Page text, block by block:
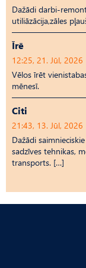
Dažādi darbi-
utiliāzācija,zāles
Īrē
12:25, 21. Jūl, 2026
Vēlos īrēt
mēnesī.
Citi
21:43, 13. Jūl, 2026
Dažādi
sadzīves tehnikas,
transports. […]